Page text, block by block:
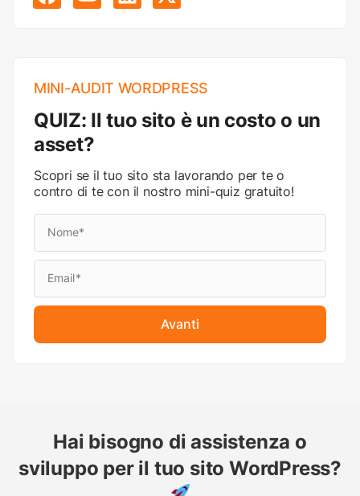
MINI-AUDIT WORDPRESS
QUIZ: Il tuo sito è un costo o un
asset?
Scopri se il tuo sito sta lavorando per te o
contro di te con il nostro mini-quiz gratuito!
Avanti
Hai bisogno di assistenza o
sviluppo per il tuo sito WordPress?